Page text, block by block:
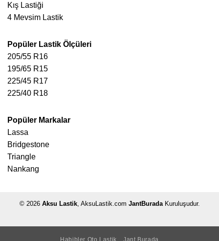
Kış Lastiği
4 Mevsim Lastik
Popüler Lastik Ölçüleri
205/55 R16
195/65 R15
225/45 R17
225/40 R18
Popüler Markalar
Lassa
Bridgestone
Triangle
Nankang
© 2026 Aksu Lastik, AksuLastik.com JantBuradaKuruluşudur.
Habibler Oto Lastik Jant Burada